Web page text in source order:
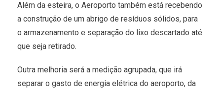
Além da esteira, o Aeroporto também está recebendo
a construção de um abrigo de resíduos sólidos, para
o armazenamento e separação do lixo descartado até
que seja retirado.
Outra melhoria será a medição agrupada, que irá
separar o gasto de energia elétrica do aeroporto, da